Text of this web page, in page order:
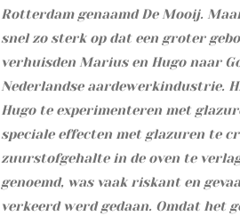
Rotterdam genaamd De Mooij.
snel zo sterk op dat een groter
verhuisden Marius en Hugo naar
Nederlandse aardewerkindustrie.
Hugo te experimenteren met
speciale effecten met glazuren te
zuurstofgehalte in de oven te
genoemd, was vaak riskant en
verkeerd werd gedaan. Omdat het